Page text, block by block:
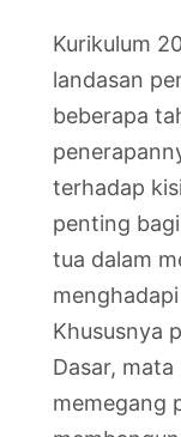
Kurikulum
landasan
beberapa
terhadap
penting
tua dalam
Khususnya
Dasar,
memegang